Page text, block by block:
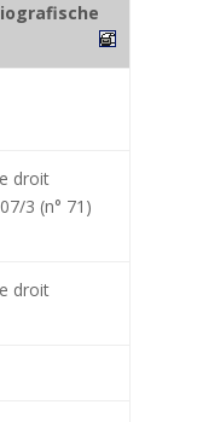
droit
3 (n° 71)
droit